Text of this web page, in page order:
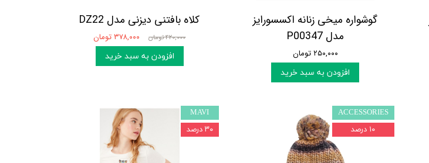
گوشواره میخی زنانه اکسسورایز
مدل P00347
۲۵۰,۰۰۰ تومان
افزودن به سبد خرید
کلاه بافتنی دیزنی مدل DZ22
۴۲۰,۰۰۰ تومان ۳۷۸,۰۰۰ تومان
افزودن به سبد خرید
ACCESSORIES
۱۰ درصد
MAVI
۳۰ درصد